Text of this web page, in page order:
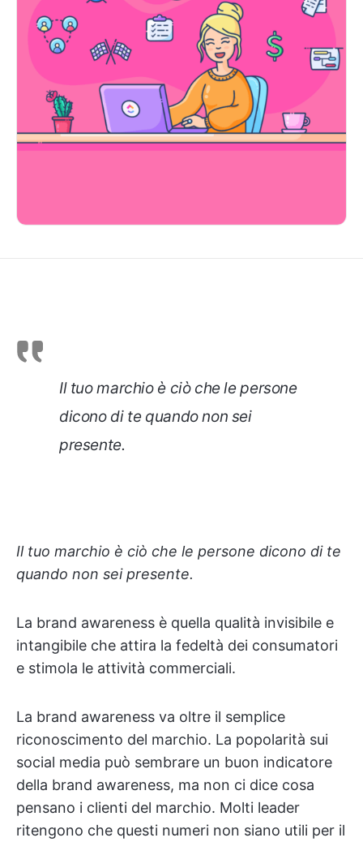
Il tuo marchio è ciò che le persone
dicono di te quando non sei
presente.
Il tuo marchio è ciò che le persone dicono di te
quando non sei presente.
La brand awareness è quella qualità invisibile e
intangibile che attira la fedeltà dei consumatori
e stimola le attività commerciali.
La brand awareness va oltre il semplice
riconoscimento del marchio. La popolarità sui
social media può sembrare un buon indicatore
della brand awareness, ma non ci dice cosa
pensano i clienti del marchio. Molti leader
ritengono che questi numeri non siano utili per il